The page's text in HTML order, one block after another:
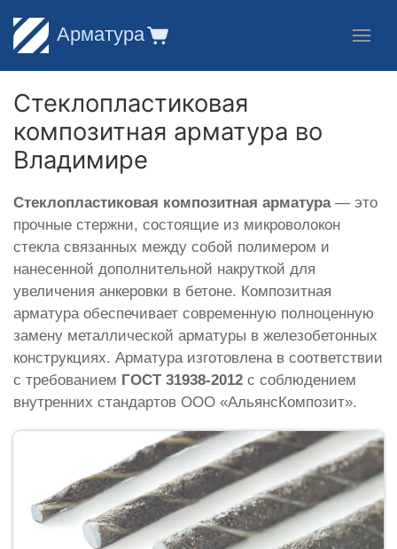
Арматура
Стеклопластиковая
композитная арматура во
Владимире
Стеклопластиковая композитная арматура— это
прочные стержни, состоящие из микроволокон
стекла связанных между собой полимером и
нанесенной дополнительной накруткой для
увеличения анкеровки в бетоне. Композитная
арматура обеспечивает современную полноценную
замену металлической арматуры в железобетонных
конструкциях. Арматура изготовлена в соответствии
с требованием ГОСТ 31938-2012 с соблюдением
внутренних стандартов ООО «АльянсКомпозит».